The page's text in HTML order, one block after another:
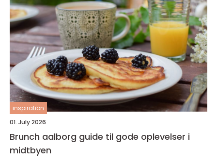
inspiration
01. July 2026
Brunch aalborg guide til gode oplevelser i
midtbyen